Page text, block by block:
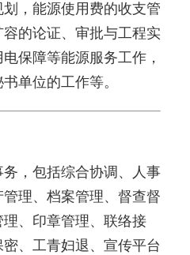
，能源使用费的收支管
的论证、审批与工程实
保障等能源服务工作，
单位的工作等。
，包括综合协调、人事
理、档案管理、督查督
、印章管理、联络接
、工青妇退、宣传平台